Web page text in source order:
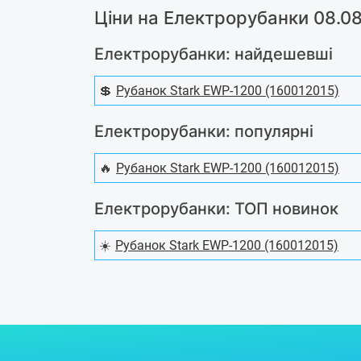
Ціни на Електрорубанки
Електрорубанки: найдешевші
💲 Рубанок Stark EWP-1200 (160012015)
Електрорубанки: популярні
🔥 Рубанок Stark EWP-1200 (160012015)
Електрорубанки: ТОП новинок
☀️ Рубанок Stark EWP-1200 (160012015)